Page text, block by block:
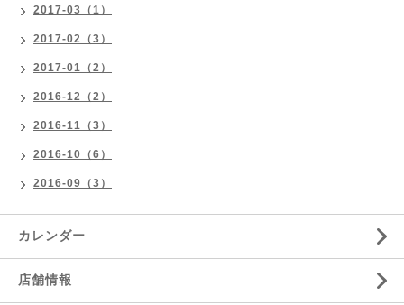
2017-03（1）
2017-02（3）
2017-01（2）
2016-12（2）
2016-11（3）
2016-10（6）
2016-09（3）
カレンダー
店舗情報